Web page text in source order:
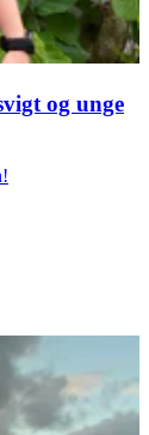
og unge